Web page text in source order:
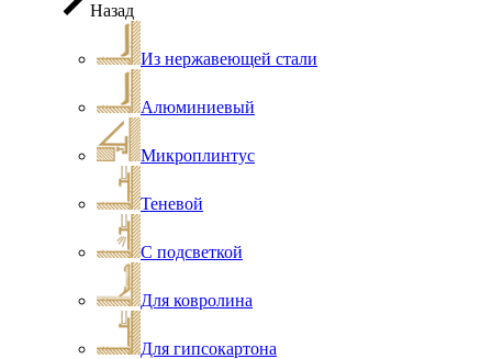
Назад
Из нержавеющей стали
Алюминиевый
Микроплинтус
Теневой
С подсветкой
Для ковролина
Для гипсокартона